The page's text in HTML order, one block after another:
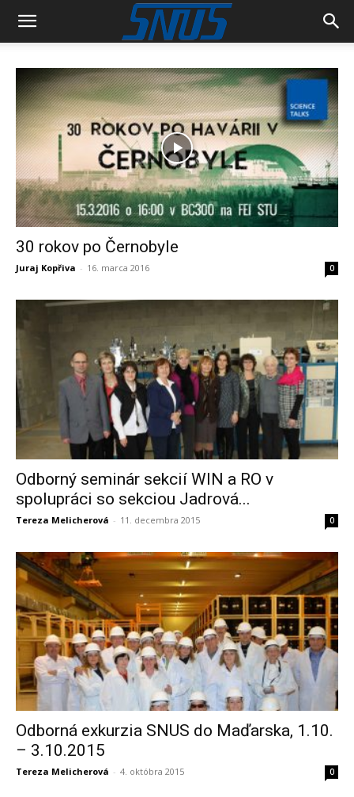
30 rokov po Černobyle
Juraj Kopřiva - 16. marca 2016 0
Odborný seminár sekcií WIN a RO v
spolupráci so sekciou Jadrová...
Tereza Melicherová - 11. decembra 2015 0
Odborná exkurzia SNUS do Maďarska, 1.10.
– 3.10.2015
Tereza Melicherová - 4. októbra 2015 0